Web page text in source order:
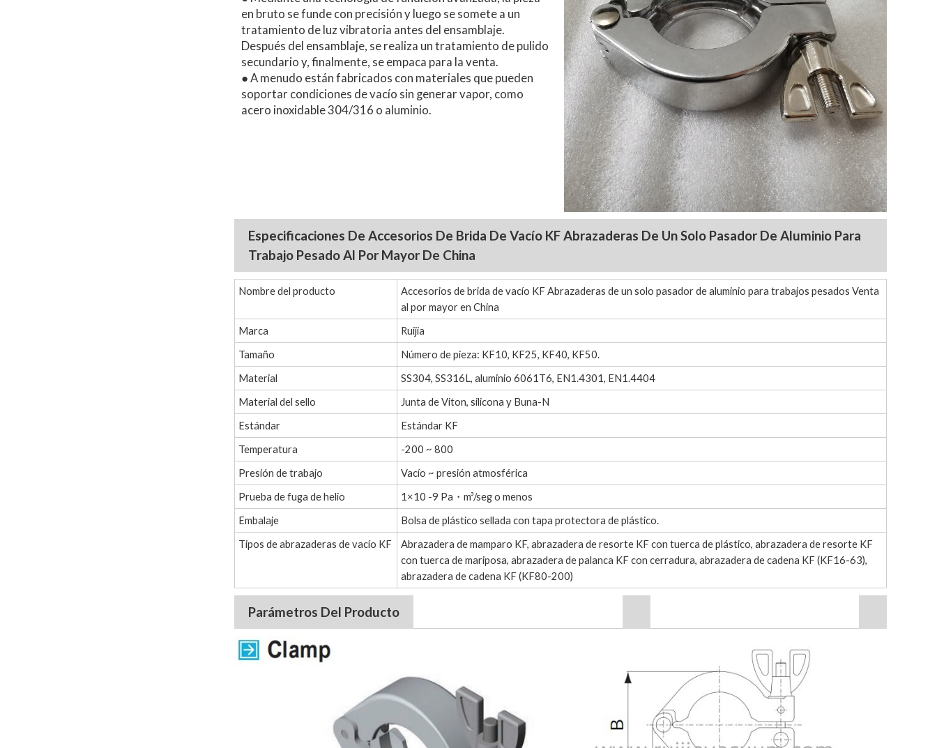
en bruto se funde con precisión y luego se somete a un
tratamiento de luz vibratoria antes del ensamblaje.
Después del ensamblaje, se realiza un tratamiento de pulido
secundario y, finalmente, se empaca para la venta.
● A menudo están fabricados con materiales que pueden
soportar condiciones de vacío sin generar vapor, como
acero inoxidable 304/316 o aluminio.
Especificaciones De Accesorios De Brida De Vacío KF Abrazaderas De Un Solo Pasador De Aluminio Para
Trabajo Pesado Al Por Mayor De China
Nombre del producto
Accesorios de brida de vacío KF Abrazaderas de un solo pasador de aluminio para trabajos pesados Venta
al por mayor en China
Marca
Ruijia
Tamaño
Número de pieza: KF10, KF25, KF40, KF50.
Material
SS304, SS316L, aluminio 6061T6, EN1.4301, EN1.4404
Material del sello
Junta de Viton, silicona y Buna-N
Estándar
Estándar KF
Temperatura
-200 ~ 800
Presión de trabajo
Vacío ~ presión atmosférica
Prueba de fuga de helio
1×10 -9 Pa・m³/seg o menos
Embalaje
Bolsa de plástico sellada con tapa protectora de plástico.
Tipos de abrazaderas de vacío KF
Abrazadera de mamparo KF, abrazadera de resorte KF con tuerca de plástico, abrazadera de resorte KF
con tuerca de mariposa, abrazadera de palanca KF con cerradura, abrazadera de cadena KF (KF16-63),
abrazadera de cadena KF (KF80-200)
Parámetros Del Producto